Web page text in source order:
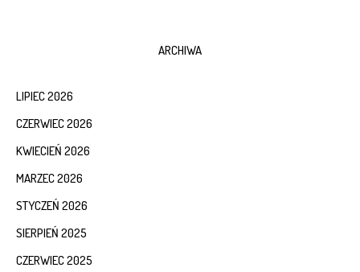
ARCHIWA
LIPIEC 2026
CZERWIEC 2026
KWIECIEŃ 2026
MARZEC 2026
STYCZEŃ 2026
SIERPIEŃ 2025
CZERWIEC 2025